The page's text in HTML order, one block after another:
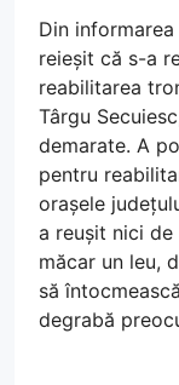
Din
reieșit că s-a
reabilitarea
Târgu
demarate. A
pentru
orașele
a reușit nici de
măcar un leu,
să
degrabă